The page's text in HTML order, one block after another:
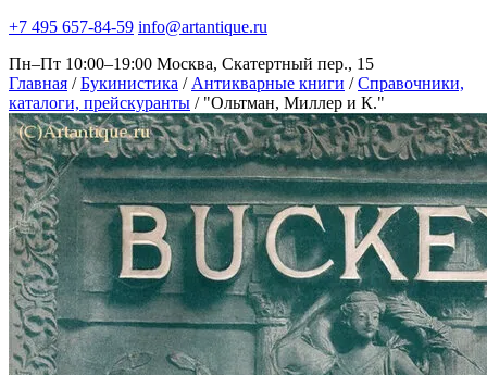
+7 495 657-84-59 info@artantique.ru
Пн–Пт 10:00–19:00 Москва, Скатертный пер., 15
Главная / Букинистика / Антикварные книги / Справочники,
каталоги, прейскуранты / "Ольтман, Миллер и К."